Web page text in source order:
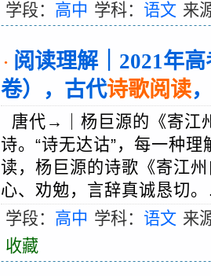
学段： 高中 学科： 语文 来
· 阅读理解｜2021年
卷），古代诗歌阅读
唐代→｜杨巨源的《寄江
诗。“诗无达诂”，每一种
读，杨巨源的诗歌《寄江
心、劝勉，言辞真诚恳切
学段： 高中 学科： 语文 来
收藏